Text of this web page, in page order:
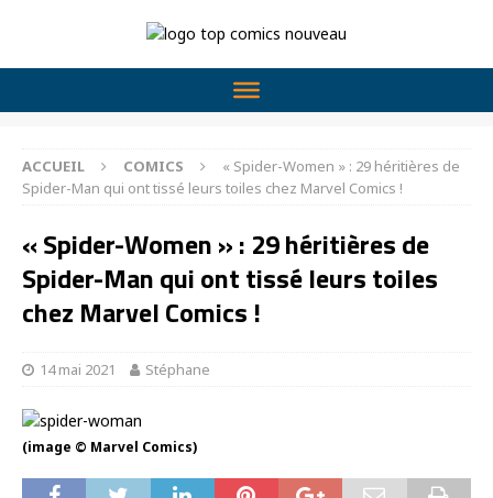
ACCUEIL COMICS
« Spider-Women » : 29 héritières de
Spider-Man qui ont tissé leurs toiles chez Marvel Comics !
« Spider-Women » : 29 héritières de
Spider-Man qui ont tissé leurs toiles
chez Marvel Comics !
14 mai 2021 Stéphane
(image © Marvel Comics)